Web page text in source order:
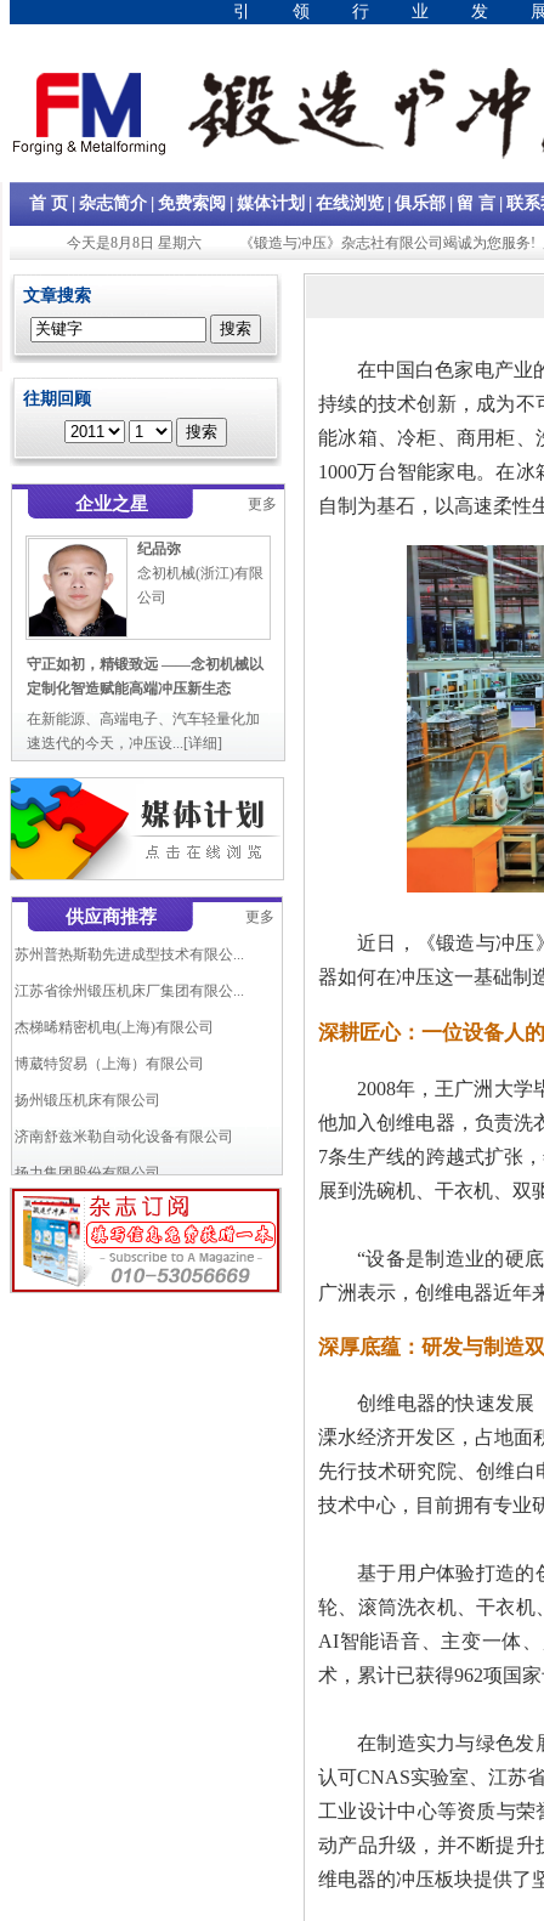
引领行业发
首 页 | 杂志简介 | 免费索阅 | 媒体计划 | 在线浏览 | 俱乐部 | 留 言 | 联系
今天是8月8日 星期六 《锻造与冲压》杂志社有限公司竭诚为您服务!
文章搜索
往期回顾
企业之星 更多
纪品弥
念初机械(浙江)有限
公司
守正如初，精锻致远 ——念初机械以
定制化智造赋能高端冲压新生态
在新能源、高端电子、汽车轻量化加
速迭代的今天，冲压设... [详细]
供应商推荐 更多
爱璞特(上海)自动化液压机模具...
广东锻压机床厂有限公司
苏州普热斯勒先进成型技术有限公...
江苏省徐州锻压机床厂集团有限公...
杰梯晞精密机电(上海)有限公司
博葳特贸易（上海）有限公司
扬州锻压机床有限公司
济南舒兹米勒自动化设备有限公司
扬力集团股份有限公司
济南巨能液压机电工程有限公司
黄石华力锻压机床有限公司
上海卢斯气动元件有限公司
在中国白色家电产业
持续的技术创新，成为不
能冰箱、冷柜、商用柜、
1000万台智能家电。在
自制为基石，以高速柔性
近日，《锻造与冲压
器如何在冲压这一基础制
深耕匠心：一位设备人
2008年，王广洲大学
他加入创维电器，负责洗
7条生产线的跨越式扩张
展到洗碗机、干衣机、双
“设备是制造业的硬
广洲表示，创维电器近年
深厚底蕴：研发与制造
创维电器的快速发展
溧水经济开发区，占地面
先行技术研究院、创维
技术中心，目前拥有专业
基于用户体验打造的
轮、滚筒洗衣机、干衣机
AI智能语音、主变一体
术，累计已获得962项国
在制造实力与绿色发
认可CNAS实验室、江苏
工业设计中心等资质与
动产品升级，并不断提升
维电器的冲压板块提供了